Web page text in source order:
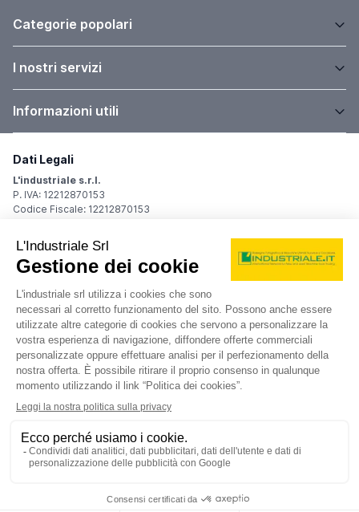
Categorie popolari
I nostri servizi
Informazioni utili
Dati Legali
L'industriale s.r.l.
P. IVA: 12212870153
Codice Fiscale: 12212870153
Sede Legale
Via Carlo Dolci, 32
20148 Milano (MI)
Italy
Registro Imprese
Iscrizione R.I.: 12212870153
REA: MI-1539011
Capitale sociale: Euro 10.400,00 i.v.
Contatti
info@industriale.it
PEC:industriale@pec.industriale.it
02 8969 3116
Informativa privacy - Cookie
| Condizioni di navigazione